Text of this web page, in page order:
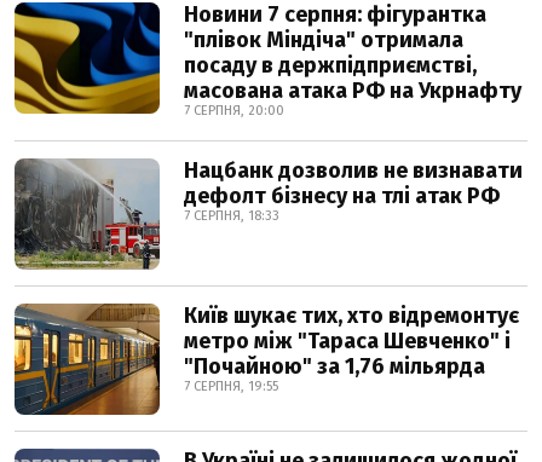
Новини 7 серпня: фігурантка
"плівок Міндіча" отримала
посаду в держпідприємстві,
масована атака РФ на Укрнафту
7 СЕРПНЯ, 20:00
Нацбанк дозволив не визнавати
дефолт бізнесу на тлі атак РФ
7 СЕРПНЯ, 18:33
Київ шукає тих, хто відремонтує
метро між "Тараса Шевченко" і
"Почайною" за 1,76 мільярда
7 СЕРПНЯ, 19:55